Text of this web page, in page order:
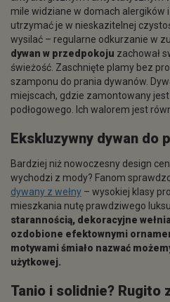
mile widziane w domach alergików
utrzymać je w nieskazitelnej
wysilać – regularne odkurzanie w
dywan w przedpokoju zachował
świeżość. Zaschnięte plamy bez
szamponu do prania dywanów.
miejscach, gdzie zamontowany
podłogowego. Ich walorem jest
Ekskluzywny dywan do
Bardziej niż nowoczesny design
wychodzi z mody? Fanom
dywany z wełny – wysokiej klasy
mieszkania nutę prawdziwego
starannością, dekoracyjne
ozdobione efektownymi
motywami śmiało nazwać
użytkowej.
Tanio i solidnie? Rugito